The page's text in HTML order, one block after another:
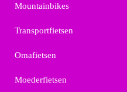
Mountainbikes
Transportfietsen
Omafietsen
Moederfietsen